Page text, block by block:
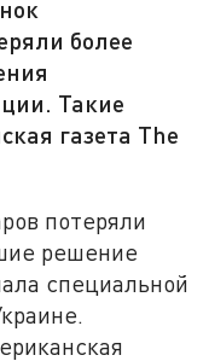
более
Такие
газета The
потеряли
решение
специальной